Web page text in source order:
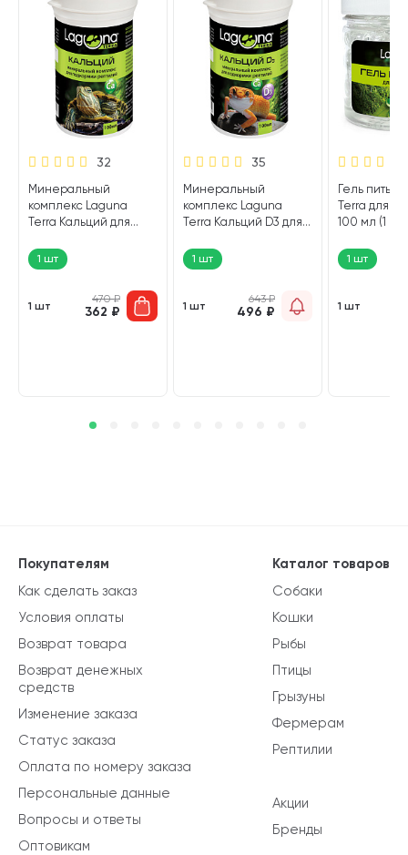
32
Минеральный
комплекс Laguna
Terra Кальций для
1 шт
1 шт
470₽
362 ₽
35
Минеральный
комплекс Laguna
Terra Кальций D3 для
1 шт
1 шт
643₽
496 ₽
Гель
Terra для
100 мл (1 шт)
1 шт
1 шт
Каталог товаров
Собаки
Кошки
Рыбы
Птицы
Грызуны
Фермерам
Рептилии
Акции
Бренды
Покупателям
Как сделать заказ
Условия оплаты
Возврат товара
Возврат денежных
средств
Изменение заказа
Статус заказа
Оплата по номеру заказа
Персональные данные
Вопросы и ответы
Оптовикам